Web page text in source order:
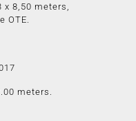
8,50 meters,
OTE.
meters.